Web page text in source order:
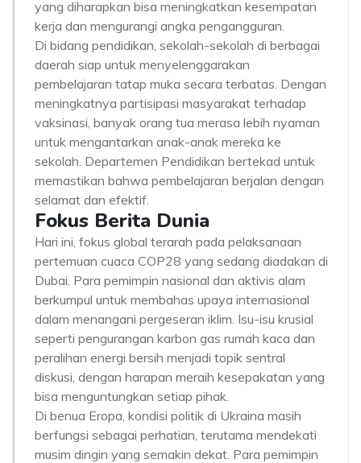
yang diharapkan bisa meningkatkan kesempatan
kerja dan mengurangi angka pengangguran.
Di bidang pendidikan, sekolah-sekolah di berbagai
daerah siap untuk menyelenggarakan
pembelajaran tatap muka secara terbatas. Dengan
meningkatnya partisipasi masyarakat terhadap
vaksinasi, banyak orang tua merasa lebih nyaman
untuk mengantarkan anak-anak mereka ke
sekolah. Departemen Pendidikan bertekad untuk
memastikan bahwa pembelajaran berjalan dengan
selamat dan efektif.
Fokus Berita Dunia
Hari ini, fokus global terarah pada pelaksanaan
pertemuan cuaca COP28 yang sedang diadakan di
Dubai. Para pemimpin nasional dan aktivis alam
berkumpul untuk membahas upaya internasional
dalam menangani pergeseran iklim. Isu-isu krusial
seperti pengurangan karbon gas rumah kaca dan
peralihan energi bersih menjadi topik sentral
diskusi, dengan harapan meraih kesepakatan yang
bisa menguntungkan setiap pihak.
Di benua Eropa, kondisi politik di Ukraina masih
berfungsi sebagai perhatian, terutama mendekati
musim dingin yang semakin dekat. Para pemimpin